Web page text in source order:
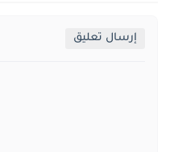
إرسال تعليق